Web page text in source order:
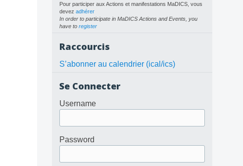
Pour participer aux Actions et manifestations MaDICS, vous
devez adhérer
In order to participate in MaDICS Actions and Events, you
have to register
Raccourcis
S’abonner au calendrier (ical/ics)
Se Connecter
Username
Password